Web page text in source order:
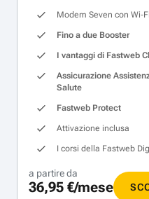
Modem Seven con
Fino a due Booster
I vantaggi di Fastweb
Assicurazione
Salute
Fastweb Protect
Attivazione inclusa
I corsi della Fastweb
a partire da
36,95 €/mese